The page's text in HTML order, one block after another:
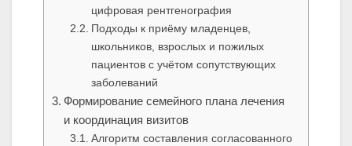
цифровая рентгенография
Подходы к приёму младенцев,
школьников, взрослых и пожилых
пациентов с учётом сопутствующих
заболеваний
Формирование семейного плана лечения
и координация визитов
Алгоритм составления согласованного